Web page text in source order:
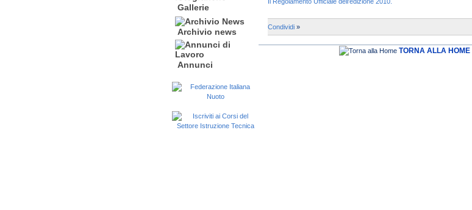
Gallerie
Archivio news
Annunci
Condividi »
TORNA ALLA HOME